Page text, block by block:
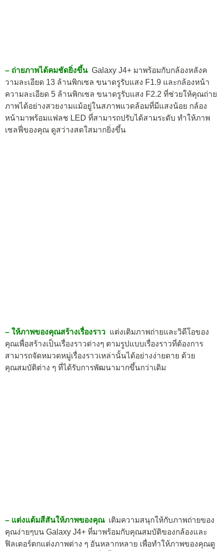
– ถ่ายภาพได้คมชัดยิ่งขึ้น Galaxy J4+ มาพร้อมกับกล้องหลังค
วามละเอียด 13 ล้านพิกเซล ขนาดรูรับแสง F1.9 และกล้องหน้า
ความละเอียด 5 ล้านพิกเซล ขนาดรูรับแสง F2.2 ที่ช่วยให้คุณถ่าย
ภาพได้อย่างสวยงามแม้อยู่ในสภาพแวดล้อมที่มีแสงน้อย กล้อง
หน้ามาพร้อมแฟลช LED ที่สามารถปรับได้สามระดับ ทำให้ภาพ
เซลฟี่ของคุณ ดูสว่างสดใสมากยิ่งขึ้น
– ให้ภาพของคุณสร้างเรื่องราว แต่งเติมภาพถ่ายและวิดีโอของ
คุณเพื่อสร้างเป็นเรื่องราวต่างๆ ตามรูปแบบเรื่องราวที่ต้องการ
สามารถจัดหมวดหมู่เรื่องราวเหล่านั้นได้อย่างง่ายดาย ด้วย
คุณสมบัติต่าง ๆ ที่ได้รับการพัฒนามากขึ้นกว่าเดิม
– แต่งแต้มสีสันให้ภาพของคุณเติมความสนุกให้กับภาพถ่ายของ
คุณง่ายๆบน Galaxy J4+ ที่มาพร้อมกับคุณสมบัติของกล้องและ
ฟิลเตอร์ตกแต่งภาพต่าง ๆ อันหลากหลาย เพื่อทำให้ภาพของคุณดู